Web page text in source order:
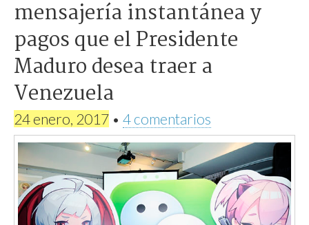
mensajería instantánea y
pagos que el Presidente
Maduro desea traer a
Venezuela
24 enero, 2017 • 4 comentarios